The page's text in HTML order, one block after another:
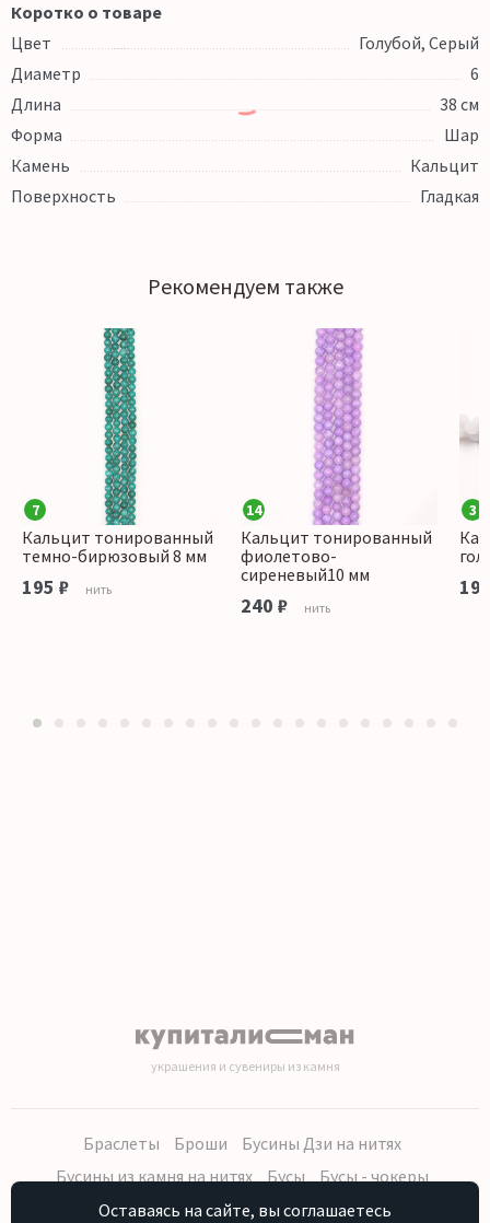
Коротко о товаре
Цвет
Голубой, Серый
Диаметр
6
Длина
38 см
Форма
Шар
Камень
Кальцит
Поверхность
Гладкая
Рекомендуем также
7
Кальцит тонированный
темно-бирюзовый 8 мм
195 ₽ нить
14
Кальцит тонированный
фиолетово-
сиреневый10 мм
240 ₽ нить
3
украшения и сувениры из камня
Браслеты Броши
Бусины Дзи на нитях
Бусины из камня на нитях
Бусы
Бусы - чокеры
Кольца, серьги
Кулоны Наборы (бусы, браслет, серьги)
Оставаясь на сайте, вы соглашаетесь